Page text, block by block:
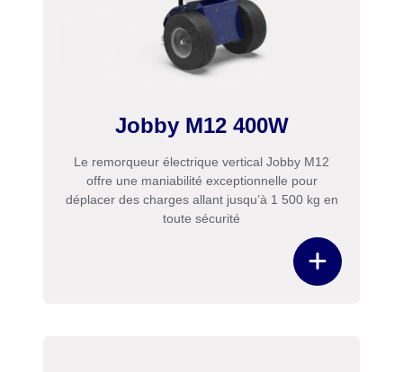
Jobby M12 400W
Le remorqueur électrique vertical Jobby M12
offre une maniabilité exceptionnelle pour
déplacer des charges allant jusqu’à 1 500 kg en
toute sécurité